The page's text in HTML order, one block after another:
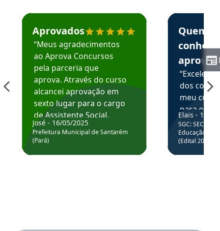
Estudante José recomenda o Aprova Concursos em
Aprovados
“Meus agradecimentos
ao Aprova Concursos
pela parceria que
aprova. Através do curso
alcancei aprovação em
sexto lugar para o cargo
de Assistente Social.
Hoje estou atuando na
Prefeitura de Santarém.
José - 16/05/2025
Prefeitura Municipal de Santarém
(Pará)
Estudante
Quem
aprova
dos
meu
para
colocar
através
de
Elais - 15/
SGC: SEC BA
Educação
(Edital